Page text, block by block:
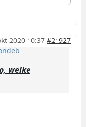
2020 10:37 #21927
welke